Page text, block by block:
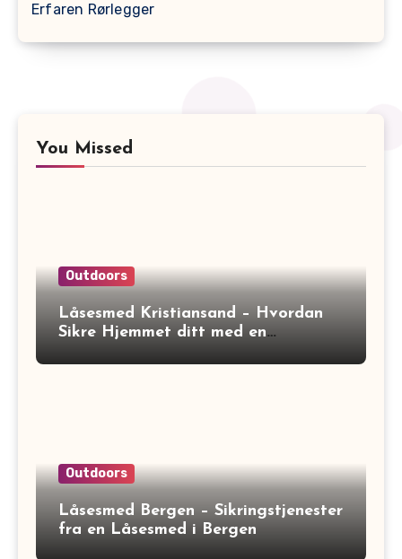
Erfaren Rørlegger
You Missed
Outdoors
Låsesmed Kristiansand – Hvordan
Sikre Hjemmet ditt med en
Outdoors
Låsesmed Bergen – Sikringstjenester
fra en Låsesmed i Bergen